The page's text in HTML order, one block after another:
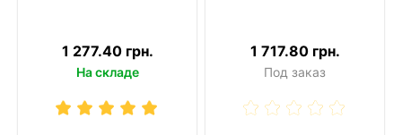
1 277.40 грн.
На складе
1 717.80 грн.
Под заказ